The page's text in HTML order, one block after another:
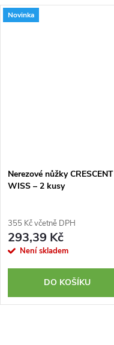
Novinka
Nerezové nůžky CRESCENT
WISS –⁠ 2 kusy
355 Kč včetně DPH
293,39 Kč
Není skladem
DO KOŠÍKU